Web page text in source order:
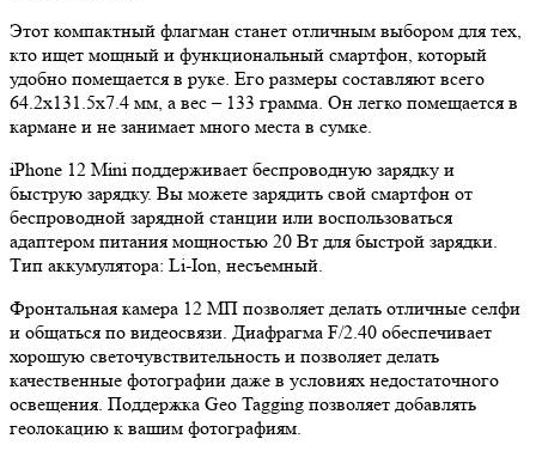
Этот компактный флагман станет отличным выбором для тех,
кто ищет мощный и функциональный смартфон, который
удобно помещается в руке. Его размеры составляют всего
64.2x131.5x7.4 мм, а вес – 133 грамма. Он легко помещается в
кармане и не занимает много места в сумке.
iPhone 12 Mini поддерживает беспроводную зарядку и
быструю зарядку. Вы можете зарядить свой смартфон от
беспроводной зарядной станции или воспользоваться
адаптером питания мощностью 20 Вт для быстрой зарядки.
Тип аккумулятора: Li-Ion, несъемный.
Фронтальная камера 12 МП позволяет делать отличные селфи
и общаться по видеосвязи. Диафрагма F/2.40 обеспечивает
хорошую светочувствительность и позволяет делать
качественные фотографии даже в условиях недостаточного
освещения. Поддержка Geo Tagging позволяет добавлять
геолокацию к вашим фотографиям.